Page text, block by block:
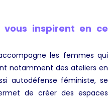
inspirent en ce
les femmes qui
notamment des ateliers en
autodéfense féministe, se
de créer des espaces